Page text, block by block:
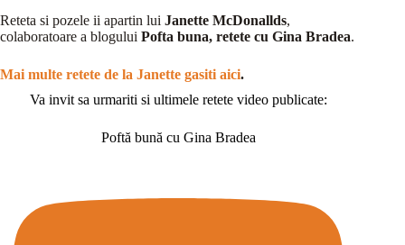
Reteta si pozele ii apartin lui Janette McDonallds,
colaboratoare a blogului Pofta buna, retete cu Gina Bradea.
Mai multe retete de la Janette gasiti aici.
Va invit sa urmariti si ultimele retete video publicate:
Poftă bună cu Gina Bradea